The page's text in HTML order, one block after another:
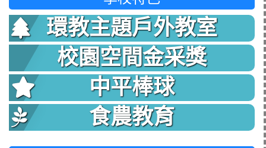
環教主題戶外教室
校園空間金采獎
中平棒球
食農教育